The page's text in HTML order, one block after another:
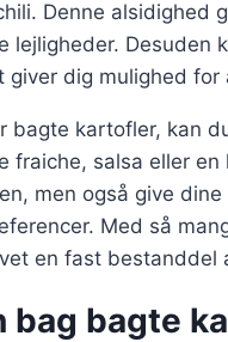
Denne
lejligheder. Desuden
giver dig mulighed
bagte kartofler, kan
fraiche, salsa eller
men også give
Med så
en fast bestanddel
bag bagte